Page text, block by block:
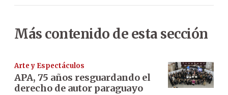
Más contenido de esta sección
Arte y Espectáculos
APA, 75 años resguardando el
derecho de autor paraguayo